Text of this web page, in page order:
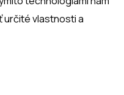
určité vlastnosti a